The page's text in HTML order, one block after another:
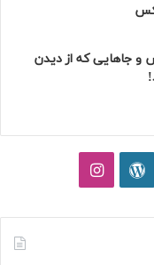
جاهایی که از دیدن
وردپرساینستاگرام